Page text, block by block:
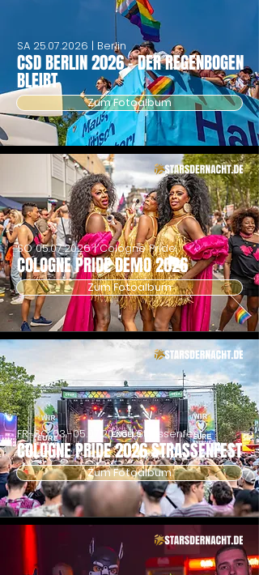
CSD BERLIN 2026 - DER REGENBOGEN
BLEIBT
SA 25.07.2026 | Berlin
Zum Fotoalbum
COLOGNE PRIDE DEMO 2026
SO05.07.2026| Cologne Pride
Zum Fotoalbum
COLOGNE PRIDE 2026 STRASSENFEST
FR-SO03.-05.07.2026| Strassenfest
Zum Fotoalbum